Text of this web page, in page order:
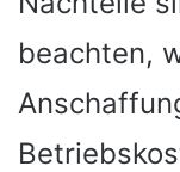
beachten,